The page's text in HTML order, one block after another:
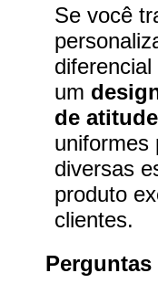
Se você
um
de atitude
uniformes
diversas
produto
clientes.